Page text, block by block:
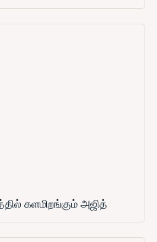
களமிறங்கும் அஜித்